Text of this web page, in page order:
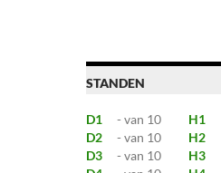
STANDEN
D1 - van 10 H1
D2
- van 10 H2
D3
- van 10 H3